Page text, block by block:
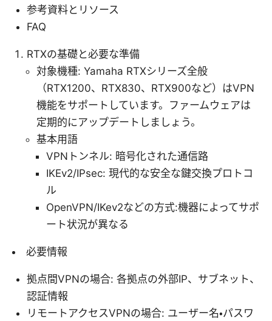
参考資料とリソース
FAQ
RTXの基礎と必要な準備
対象機種: Yamaha RTXシリーズ全般
（RTX1200、RTX830、RTX900など）はVPN
機能をサポートしています。ファームウェアは
定期的にアップデートしましょう。
基本用語
VPNトンネル: 暗号化された通信路
IKEv2/IPsec: 現代的な安全な鍵交換プロトコ
ル
OpenVPN/IKev2などの方式:機器によってサポ
ート状況が異なる
必要情報
拠点間VPNの場合: 各拠点の外部IP、サブネット、
認証情報
リモートアクセスVPNの場合: ユーザー名・パスワ